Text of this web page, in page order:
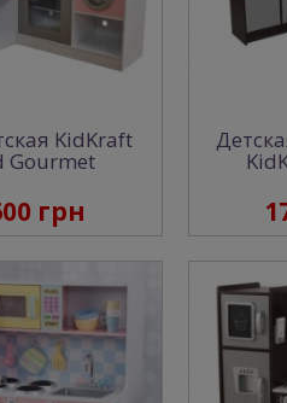
KidKraft
Gourmet
грн